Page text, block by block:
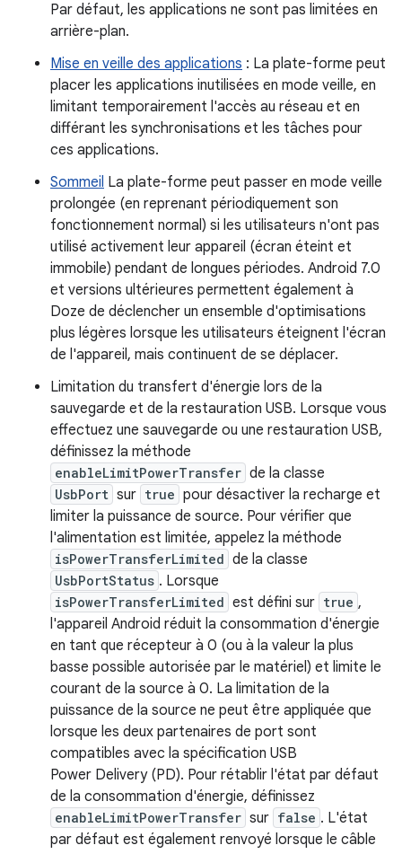
Par défaut, les applications ne sont pas limitées en
arrière-plan.
Mise en veille des applications : La plate-forme peut
placer les applications inutilisées en mode veille, en
limitant temporairement l'accès au réseau et en
différant les synchronisations et les tâches pour
ces applications.
Sommeil La plate-forme peut passer en mode veille
prolongée (en reprenant périodiquement son
fonctionnement normal) si les utilisateurs n'ont pas
utilisé activement leur appareil (écran éteint et
immobile) pendant de longues périodes. Android 7.0
et versions ultérieures permettent également à
Doze de déclencher un ensemble d'optimisations
plus légères lorsque les utilisateurs éteignent l'écran
de l'appareil, mais continuent de se déplacer.
Limitation du transfert d'énergie lors de la
sauvegarde et de la restauration USB. Lorsque vous
effectuez une sauvegarde ou une restauration USB,
définissez la méthode
enableLimitPowerTransfer de la classe
UsbPort sur true pour désactiver la recharge et
limiter la puissance de source. Pour vérifier que
l'alimentation est limitée, appelez la méthode
isPowerTransferLimited de la classe
UsbPortStatus . Lorsque
isPowerTransferLimited est défini sur true ,
l'appareil Android réduit la consommation d'énergie
en tant que récepteur à 0 (ou à la valeur la plus
basse possible autorisée par le matériel) et limite le
courant de la source à 0. La limitation de la
puissance de la source ne peut être appliquée que
lorsque les deux partenaires de port sont
compatibles avec la spécification USB
Power Delivery (PD). Pour rétablir l'état par défaut
de la consommation d'énergie, définissez
enableLimitPowerTransfer sur false . L'état
par défaut est également renvoyé lorsque le câble